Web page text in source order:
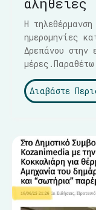
Η
ημερομηνίες
Δρεπάνου στην
μέρες.Παραθέτω
Διαβάστε